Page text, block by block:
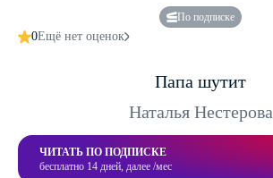
По подписке
0Ещё нет оценок
Папа шутит
Наталья Нестерова
ЧИТАТЬ ПО ПОДПИСКЕ
бесплатно 14 дней, далее /мес